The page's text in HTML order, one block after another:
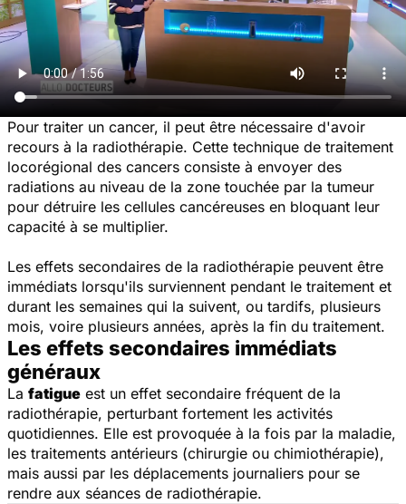
Pour traiter un cancer, il peut être nécessaire d'avoir
recours à la radiothérapie. Cette technique de traitement
locorégional des cancers consiste à envoyer des
radiations au niveau de la zone touchée par la tumeur
pour détruire les cellules cancéreuses en bloquant leur
capacité à se multiplier.
Les effets secondaires de la radiothérapie peuvent être
immédiats lorsqu'ils surviennent pendant le traitement et
durant les semaines qui la suivent, ou tardifs, plusieurs
mois, voire plusieurs années, après la fin du traitement.
Les effets secondaires immédiats
généraux
La fatigue est un effet secondaire fréquent de la
radiothérapie, perturbant fortement les activités
quotidiennes. Elle est provoquée à la fois par la maladie,
les traitements antérieurs (chirurgie ou chimiothérapie),
mais aussi par les déplacements journaliers pour se
rendre aux séances de radiothérapie.